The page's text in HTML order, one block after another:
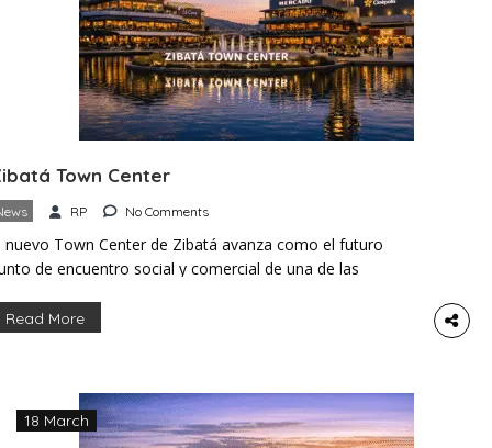
Town Center
RP No Comments
nuevo Town Center de Zibatá avanza como el futuro
de encuentro social y comercial de una de las
por la firma arquitectónica OBMI, el proyecto
público, […]
Read More
18 March